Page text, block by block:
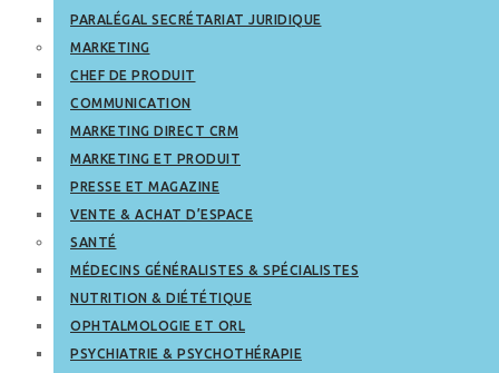
PARALÉGAL SECRÉTARIAT JURIDIQUE
MARKETING
CHEF DE PRODUIT
COMMUNICATION
MARKETING DIRECT CRM
MARKETING ET PRODUIT
PRESSE ET MAGAZINE
VENTE & ACHAT D’ESPACE
SANTÉ
MÉDECINS GÉNÉRALISTES & SPÉCIALISTES
NUTRITION & DIÉTÉTIQUE
OPHTALMOLOGIE ET ORL
PSYCHIATRIE & PSYCHOTHÉRAPIE